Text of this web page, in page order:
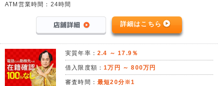
ATM営業時間：24時間
詳細はこちら
実質年率： 2.4 ～ 17.9％
借入限度額：1万円 ～ 800万円
審査時間： 最短20分※1